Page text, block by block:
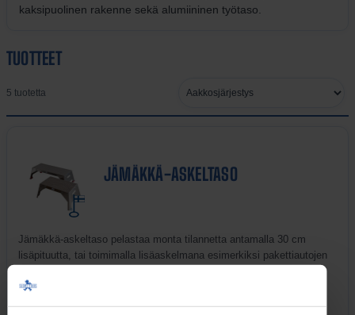
kaksipuolinen rakenne sekä alumiininen työtaso.
TUOTTEET
5 tuotetta
Järjestä
JÄMÄKKÄ-ASKELTASO
Jämäkkä-askeltaso pelastaa monta tilannetta antamalla 30 cm
lisäpituutta, tai toimimalla lisäaskelmana esimerkiksi pakettiautojen
Myös jäisellä alustalla.